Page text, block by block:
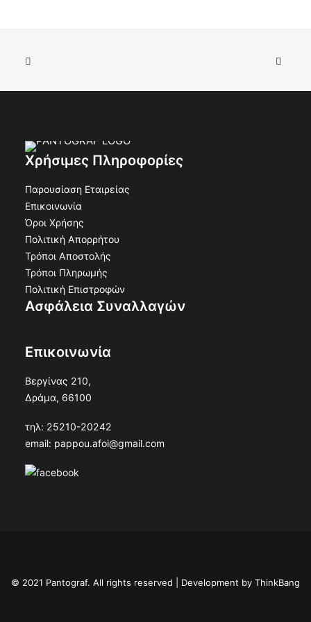
Χρήσιμες Πληροφορίες
Παρουσίαση Εταιρείας
Επικοινωνία
Όροι Χρήσης
Πολιτική Απορρήτου
Τρόποι Αποστολής
Τρόποι Πληρωμής
Πολιτική Επιστροφών
Ασφάλεια Συναλλαγών
Επικοινωνία
Βεργίνας 210,
Δράμα, 66100
τηλ: 25210-20242
email: pappou.afoi@gmail.com
© 2021 Pantograf. All rights reserved | Development by ThinkBang